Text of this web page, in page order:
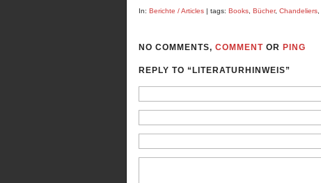
In: Berichte / Articles | tags: Books Bücher, Chandeliers
NO COMMENTS, COMMENT OR PING
REPLY TO “LITERATURHINWEIS”